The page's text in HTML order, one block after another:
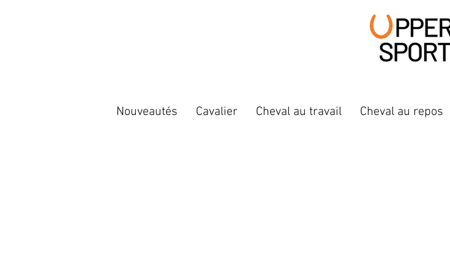
Nouveautés Cavalier Cheval au travail Cheval au repos